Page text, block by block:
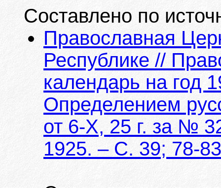
Составлено по
Православная
Республике //
календарь на год
Определением
от 6-Х, 25 г. за №
1925. – С. 39; 78-83